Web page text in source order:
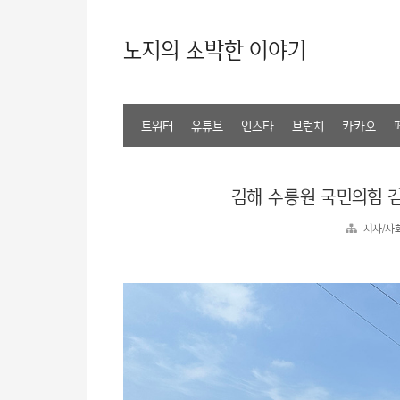
노지의 소박한 이야기
트위터 유튜브 인스타 브런치 카카오
김해 수릉원 국민의힘
시사/사